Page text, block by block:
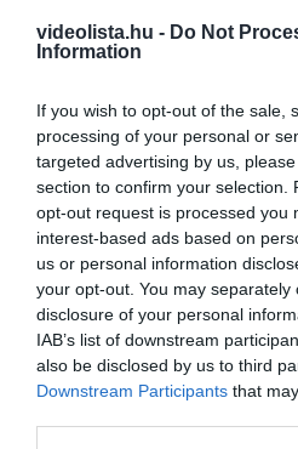
videolista.hu - Do Not
Information
If you wish to opt-out of the sale,
processing of your personal or
targeted advertising by us,
section to confirm your selection.
opt-out request is processed you
interest-based ads based on
us or personal information
your opt-out. You may
disclosure of your personal
IAB’s list of downstream
also be disclosed by us to third
Downstream Participants that
414 150 303
2 h 29 min
Fungus Dries Up And
Use